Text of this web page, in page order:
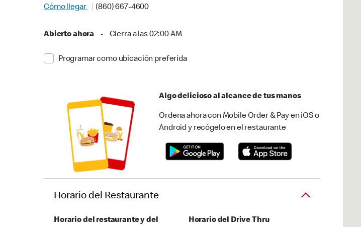
Cómo llegar
(860) 667-4600
Abierto ahora • Cierra a las 02:00 AM
Programar como ubicación preferida
Algo delicioso al alcance de tus manos
Ordena ahora con Mobile Order & Pay en iOS o
Android y recógelo en el restaurante
Horario del Restaurante
Horario del restaurante y del
Horario del Drive Thru